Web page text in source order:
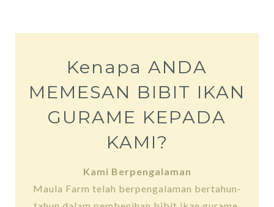
Kenapa ANDA
MEMESAN BIBIT IKAN
GURAME KEPADA
KAMI?
Kami Berpengalaman
Maula Farm telah berpengalaman bertahun-